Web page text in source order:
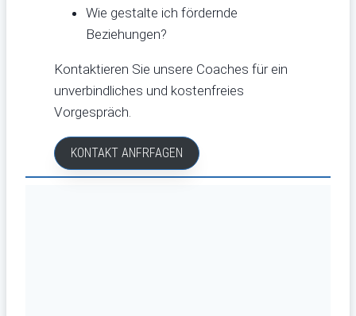
Wie gestalte ich fördernde
Beziehungen?
Kontaktieren Sie unsere Coaches für ein
unverbindliches und kostenfreies
Vorgespräch.
KONTAKT ANFRFAGEN